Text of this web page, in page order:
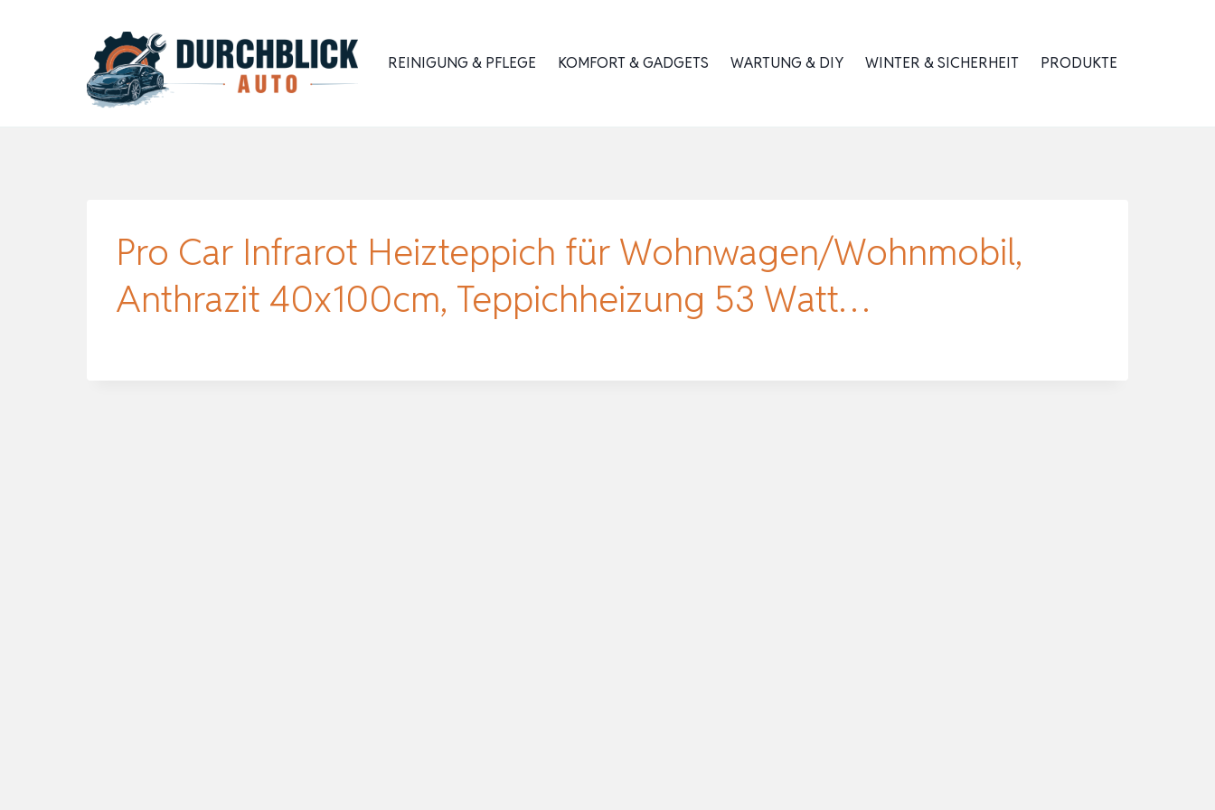
REINIGUNG & PFLEGE KOMFORT & GADGETS WARTUNG & DIY WINTER & SICHERHEIT PRODUKTE
Pro Car Infrarot Heizteppich für Wohnwagen/Wohnmobil,
Anthrazit 40x100cm, Teppichheizung 53 Watt…